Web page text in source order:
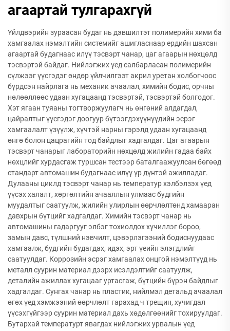
агаартай тулгарахгүй
Үйлдвэрийн зураасан будаг нь дэвшилтэт полимерийн хими ба
хамгаалах нэмэлтийн системийг ашигласнаар ердийн шахсан
агаартай будагнаас илүү тэсвэрт чанар, цаг агаарын нөхцөлд
тэсвэртэй байдаг. Нийлэгжих үед салбарласан полимерийн
сүлжээг үүсгэдэг өндөр үйлчилгээт акрил уретан холбогчоос
бүрдсэн найрлага нь механик ачаалал, химийн бодис, орчны
нөлөөллөөс удаан хугацаанд тэсвэртэй, тэсвэртэй болгодог.
Хэт ягаан туяаны тогтворжуулагч нь өнгөний алдагдал,
цайралтыг үүсгэдэг доогуур бүтээгдэхүүнүүдийн эсрэг
хамгаалалт үзүүлж, хүчтэй нарны гэрэлд удаан хугацаанд
өнгө болон цацрагийн тод байдлыг хадгалдаг. Цаг агаарын
тэсвэрт чанарыг лабораторийн нөхцөлд жилийн гадаа байх
нөхцлийг хурдасгаж туршсан тестээр баталгаажуулсан бөгөөд
стандарт автомашин будагнаас илүү үр дүнтэй ажилладаг.
Дулааны циклд тэсвэрт чанар нь температур хэлбэлзэх үед
үүсэх халалт, хөргөлтийн ачааллын улмаас будгийн
муудалтыг саатуулж, жилийн улирлын өөрчлөлтөнд хамааран
давхрын бүтцийг хадгалдаг. Химийн тэсвэрт чанар нь
автомашины гадаргууг элбэг тохиолдох хүчиллэг бороо,
замын давс, түлшний нэвчилт, цэвэрлэгээний бодиснуудаас
хамгаалж, будгийн будагдах, идэх, эрт үеийн элэгдлийг
саатуулдаг. Коррозийн эсрэг хамгаалах онцгой нэмэлтүүд нь
металл суурин материал дээрх исэлдэлтийг саатуулж,
деталийн ажиллах хугацааг уртасгаж, бүтцийн бүрэн байдлыг
хадгалдаг. Сунгах чанар нь пластик, нийлмэл детальд ачаалал
өгөх үед хэмжээний өөрчлөлт гарахад ч трещин, хучигдал
үүсэхгүйгээр суурин материал дахь хөдөлгөөнийг тохируулдаг.
Бутархай температурт явагдах нийлэгжих урвалын үед